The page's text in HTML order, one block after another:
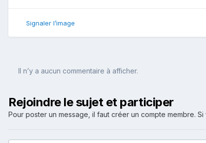
Signaler l’image
Il n’y a aucun commentaire à afficher.
Rejoindre le sujet et participer
Pour poster un message, il faut créer un compte membre.